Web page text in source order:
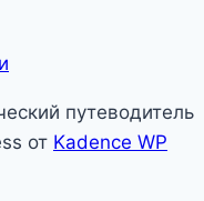
путеводитель
от Kadence WP